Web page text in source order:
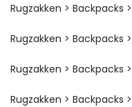
Rugzakken > Backpacks
Rugzakken > Backpacks
Rugzakken > Backpacks
Rugzakken > Backpacks